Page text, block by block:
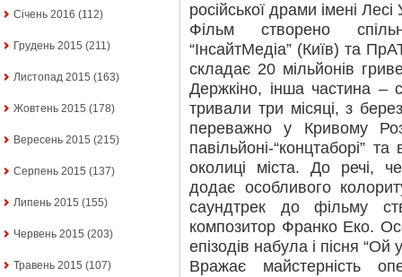
Січень 2016 (112)
Грудень 2015 (211)
Листопад 2015 (163)
Жовтень 2015 (178)
Вересень 2015 (215)
Серпень 2015 (137)
Липень 2015 (155)
Червень 2015 (203)
Травень 2015 (107)
російської драми імені Лесі
Фільм створено
“ІнсайтМедіа” (Київ) та
складає 20 мільйонів
Держкіно, інша частина –
тривали три місяці, з
переважно у Кривому
павільйоні-“концтаборі”
околиці міста. До речі,
додає особливого
саундтрек до фільму
композитор Франко Еко.
епізодів набула і пісня “Ой
Вражає майстерність